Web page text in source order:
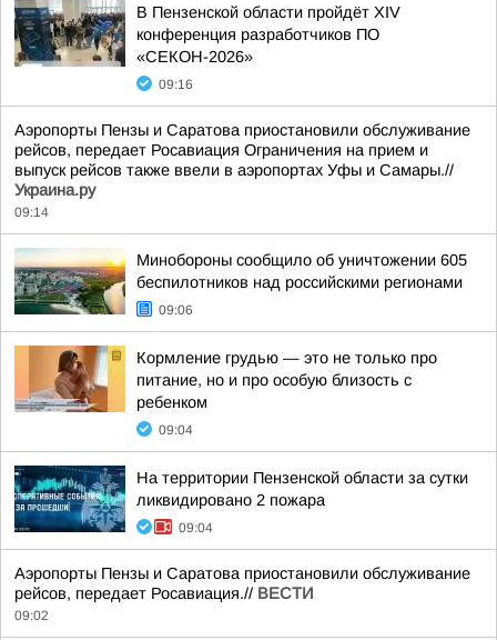
В Пензенской области пройдёт XIV
конференция разработчиков ПО
«СЕКОН-2026»
09:16
Аэропорты Пензы и Саратова приостановили обслуживание
рейсов, передает Росавиация Ограничения на прием и
выпуск рейсов также ввели в аэропортах Уфы и Самары.//
Украина.ру
09:14
Минобороны сообщило об уничтожении 605
беспилотников над российскими регионами
09:06
Кормление грудью — это не только про
питание, но и про особую близость с
ребенком
09:04
На территории Пензенской области за сутки
ликвидировано 2 пожара
09:04
Аэропорты Пензы и Саратова приостановили обслуживание
рейсов, передает Росавиация.// ВЕСТИ
09:02